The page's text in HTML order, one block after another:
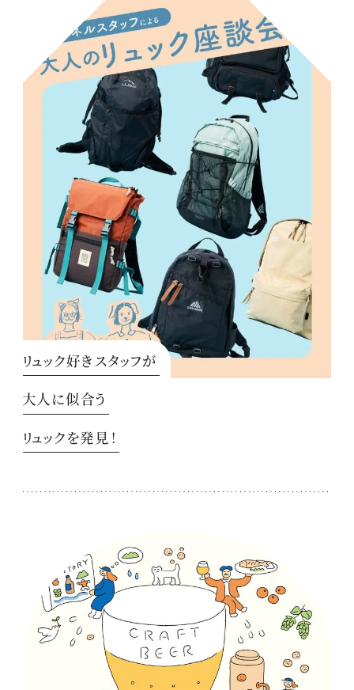
リュック好きスタッフが
大人に似合う
リュックを発見！